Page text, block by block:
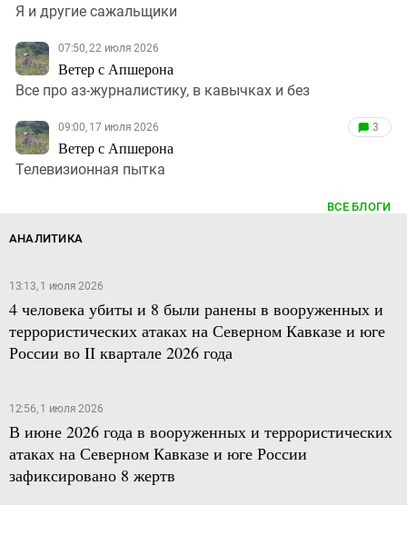
Я и другие сажальщики
07:50, 22 июля 2026
Ветер с Апшерона
Все про аз-журналистику, в кавычках и без
09:00, 17 июля 2026
Ветер с Апшерона
3
Телевизионная пытка
ВСЕ БЛОГИ
АНАЛИТИКА
13:13, 1 июля 2026
4 человека убиты и 8 были ранены в вооруженных и
террористических атаках на Северном Кавказе и юге
России во II квартале 2026 года
12:56, 1 июля 2026
В июне 2026 года в вооруженных и террористических
атаках на Северном Кавказе и юге России
зафиксировано 8 жертв